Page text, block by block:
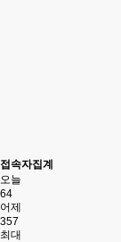
접속자집계
오늘
64
어제
357
최대